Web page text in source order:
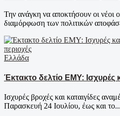
Την ανάγκη να αποκτήσουν οι νέοι
διαμόρφωση των πολιτικών
Ελλάδα
Έκτακτο δελτίο ΕΜΥ: Ισχυρές
Ισχυρές βροχές και καταιγίδες
Παρασκευή 24 Ιουλίου, έως και το...